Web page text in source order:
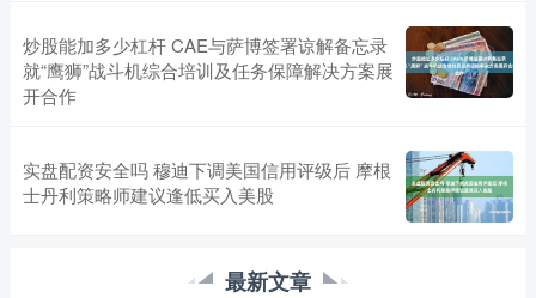
炒股能加多少杠杆 CAE与萨博签署谅解备忘录
就“鹰狮”战斗机综合培训及任务保障解决方案展
开合作
实盘配资安全吗 穆迪下调美国信用评级后 摩根
士丹利策略师建议逢低买入美股
最新文章